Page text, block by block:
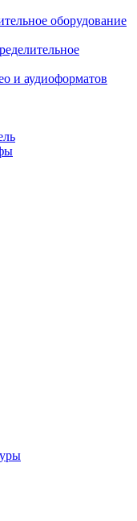
оборудование
и аудиоформатов